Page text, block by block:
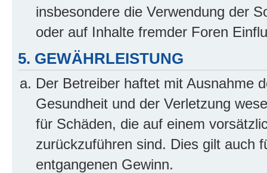
insbesondere die Verwendung der
oder auf Inhalte fremder Foren
5. GEWÄHRLEISTUNG
Der Betreiber haftet mit Ausnahme
Gesundheit und der Verletzung
für Schäden, die auf einem
zurückzuführen sind. Dies gilt auch
entgangenen Gewinn.